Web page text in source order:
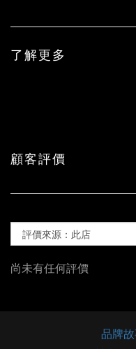
了解更多
顧客評價
尚未有任何評價
品牌